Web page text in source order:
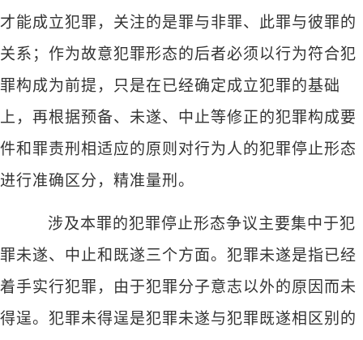
才能成立犯罪，关注的是罪与非罪、此罪与彼罪的
关系；作为故意犯罪形态的后者必须以行为符合犯
罪构成为前提，只是在已经确定成立犯罪的基础
上，再根据预备、未遂、中止等修正的犯罪构成要
件和罪责刑相适应的原则对行为人的犯罪停止形态
进行准确区分，精准量刑。
涉及本罪的犯罪停止形态争议主要集中于犯
罪未遂、中止和既遂三个方面。犯罪未遂是指已经
着手实行犯罪，由于犯罪分子意志以外的原因而未
得逞。犯罪未得逞是犯罪未遂与犯罪既遂相区别的